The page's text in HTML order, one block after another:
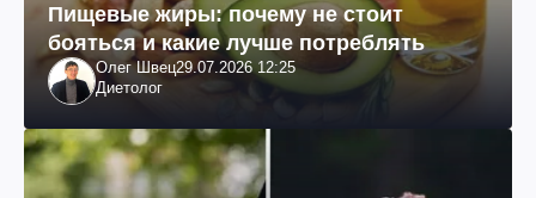
Пищевые жиры: почему не стоит
бояться и какие лучше потреблять
Олег Швец29.07.2026 12:25
Диетолог